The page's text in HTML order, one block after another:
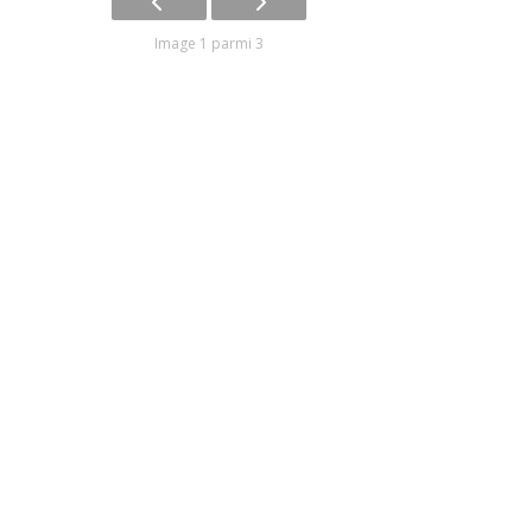
Image 1 parmi 3